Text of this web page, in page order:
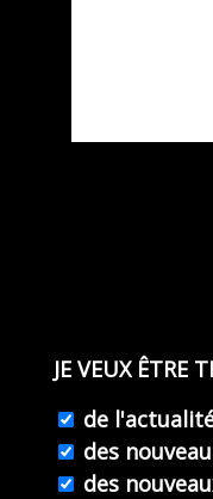
JE VEUX ÊTRE
de
des
des